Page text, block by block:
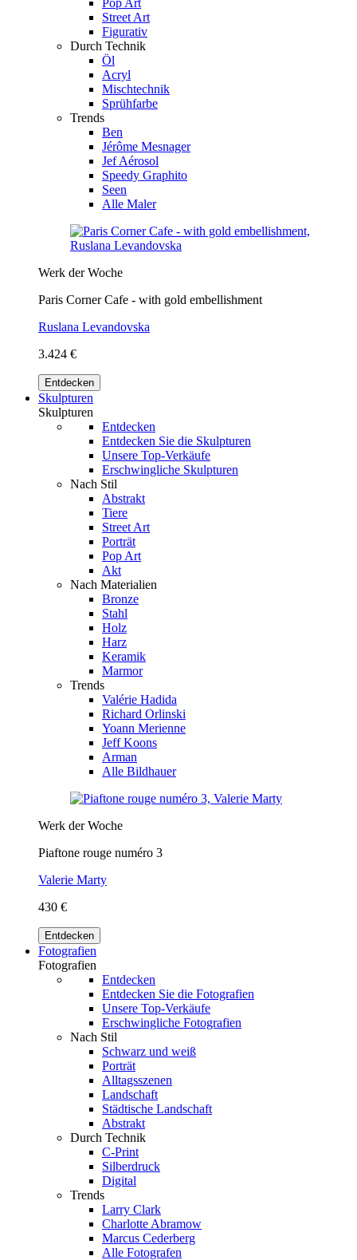
Street Art
Figurativ
Durch Technik
Öl
Acryl
Mischtechnik
Sprühfarbe
Trends
Ben
Jérôme Mesnager
Jef Aérosol
Speedy Graphito
Seen
Alle Maler
Werk der Woche
Paris Corner Cafe - with gold embellishment
Ruslana Levandovska
3.424 €
Entdecken
Skulpturen
Skulpturen
Entdecken
Entdecken Sie die Skulpturen
Unsere Top-Verkäufe
Erschwingliche Skulpturen
Nach Stil
Abstrakt
Tiere
Street Art
Porträt
Pop Art
Akt
Nach Materialien
Bronze
Stahl
Holz
Harz
Keramik
Marmor
Trends
Valérie Hadida
Richard Orlinski
Yoann Merienne
Jeff Koons
Arman
Alle Bildhauer
Werk der Woche
Piaftone rouge numéro 3
Valerie Marty
430 €
Entdecken
Fotografien
Fotografien
Entdecken
Entdecken Sie die Fotografien
Unsere Top-Verkäufe
Erschwingliche Fotografien
Nach Stil
Schwarz und weiß
Porträt
Alltagsszenen
Landschaft
Städtische Landschaft
Abstrakt
Durch Technik
C-Print
Silberdruck
Digital
Trends
Larry Clark
Charlotte Abramow
Marcus Cederberg
Alle Fotografen